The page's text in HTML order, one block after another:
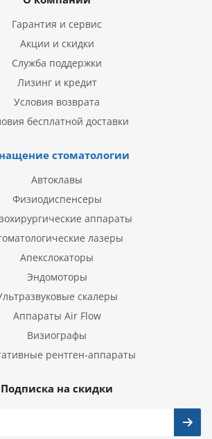
Гарантия и сервис
Акции и скидки
Служба поддержки
Лизинг и кредит
Условия возврата
бесплатной доставки
стоматологии
Автоклавы
Физиодиспенсеры
аппараты
лазеры
Апекслокаторы
Эндомоторы
скалеры
Аппараты Air Flow
Визиографы
рентген-аппараты
Подписка на скидки